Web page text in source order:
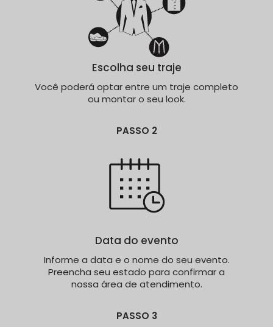
Escolha seu traje
Você poderá optar entre um traje completo
ou montar o seu look.
PASSO 2
Data do evento
Informe a data e o nome do seu evento.
Preencha seu estado para confirmar a
nossa área de atendimento.
PASSO 3